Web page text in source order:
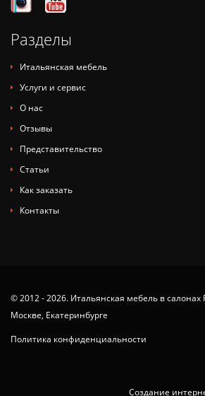
Разделы
Итальянская мебель
Услуги и сервис
О нас
Отзывы
Представительство
Статьи
Как заказать
Контакты
© 2012 - 2026. Итальянская мебель в салонах
Москве, Екатеринбурге
Политика конфиденциальности
Создание